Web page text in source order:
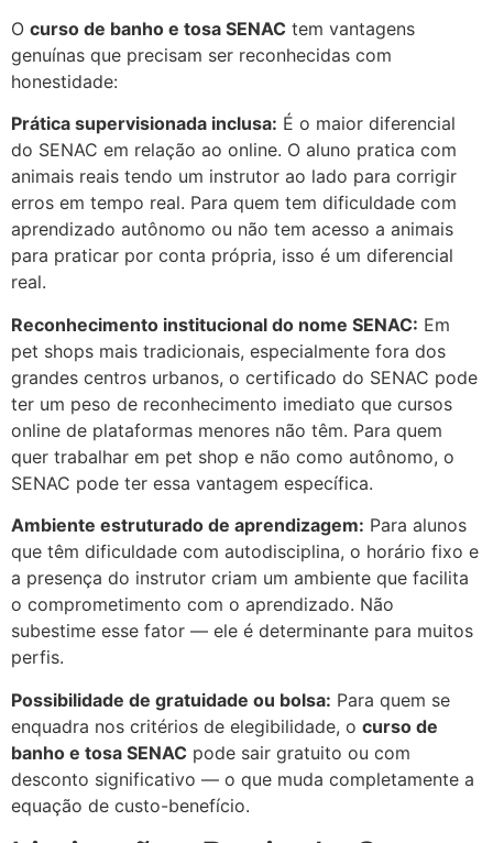
O curso de banho e tosa SENAC tem vantagens
genuínas que precisam ser reconhecidas com
honestidade:
Prática supervisionada inclusa: É o maior diferencial
do SENAC em relação ao online. O aluno pratica com
animais reais tendo um instrutor ao lado para corrigir
erros em tempo real. Para quem tem dificuldade com
aprendizado autônomo ou não tem acesso a animais
para praticar por conta própria, isso é um diferencial
real.
Reconhecimento institucional do nome SENAC: Em
pet shops mais tradicionais, especialmente fora dos
grandes centros urbanos, o certificado do SENAC pode
ter um peso de reconhecimento imediato que cursos
online de plataformas menores não têm. Para quem
quer trabalhar em pet shop e não como autônomo, o
SENAC pode ter essa vantagem específica.
Ambiente estruturado de aprendizagem: Para alunos
que têm dificuldade com autodisciplina, o horário fixo e
a presença do instrutor criam um ambiente que facilita
o comprometimento com o aprendizado. Não
subestime esse fator — ele é determinante para muitos
perfis.
Possibilidade de gratuidade ou bolsa: Para quem se
enquadra nos critérios de elegibilidade, o curso de
banho e tosa SENAC pode sair gratuito ou com
desconto significativo — o que muda completamente a
equação de custo-benefício.